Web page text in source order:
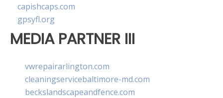
capishcaps.com
gpsyfl.org
MEDIA PARTNER III
vwrepairarlington.com
cleaningservicebaltimore-md.com
beckslandscapeandfence.com